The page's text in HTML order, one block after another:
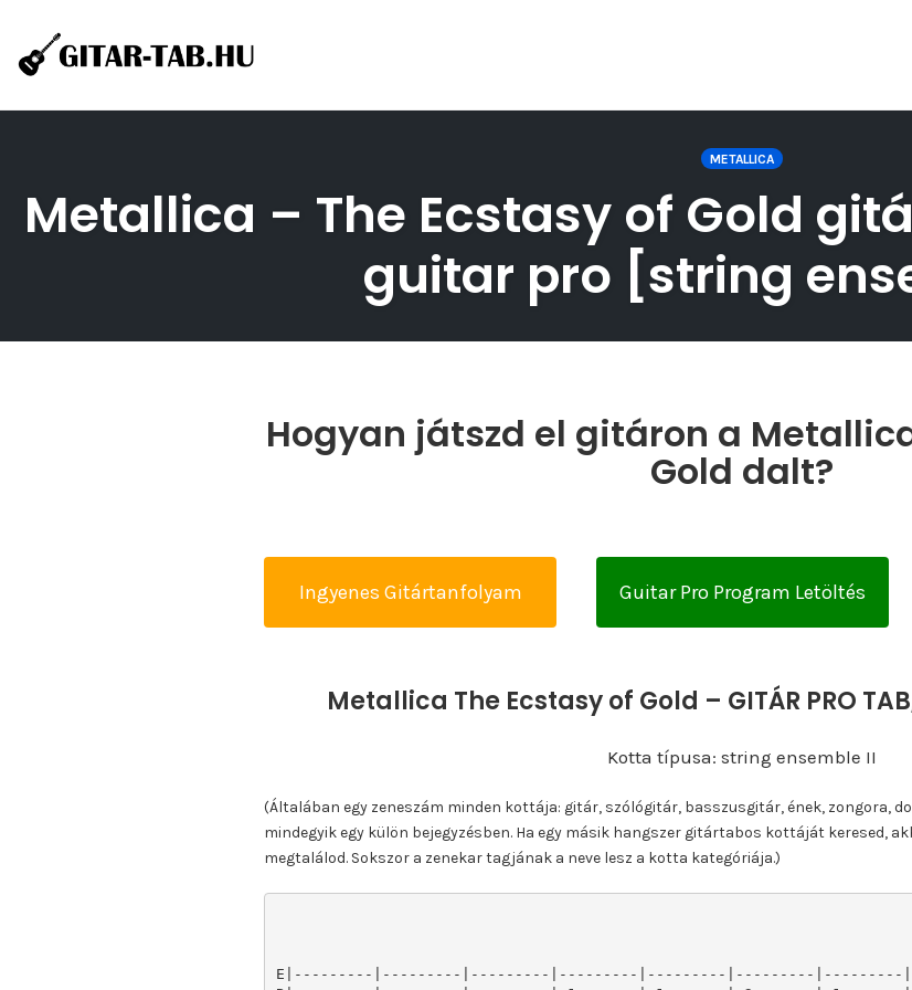
METALLICA
Metallica – The Ecstasy of Gold
guitar pro [string
Hogyan játszd el gitáron a
Gold dalt?
Ingyenes Gitártanfolyam Guitar Pro Program Letöltés
Metallica The Ecstasy of Gold – GITÁR PRO
Kotta típusa: string ensemble II
(Általában egy zeneszám minden kottája: gitár, szólógitár, basszusgitár, ének, zongora,
mindegyik egy külön bejegyzésben. Ha egy másik hangszer gitártabos kottáját keresed,
megtalálod. Sokszor a zenekar tagjának a neve lesz a kotta kategóriája.)
E|---------|---------|---------|---------|---------|---------|---------